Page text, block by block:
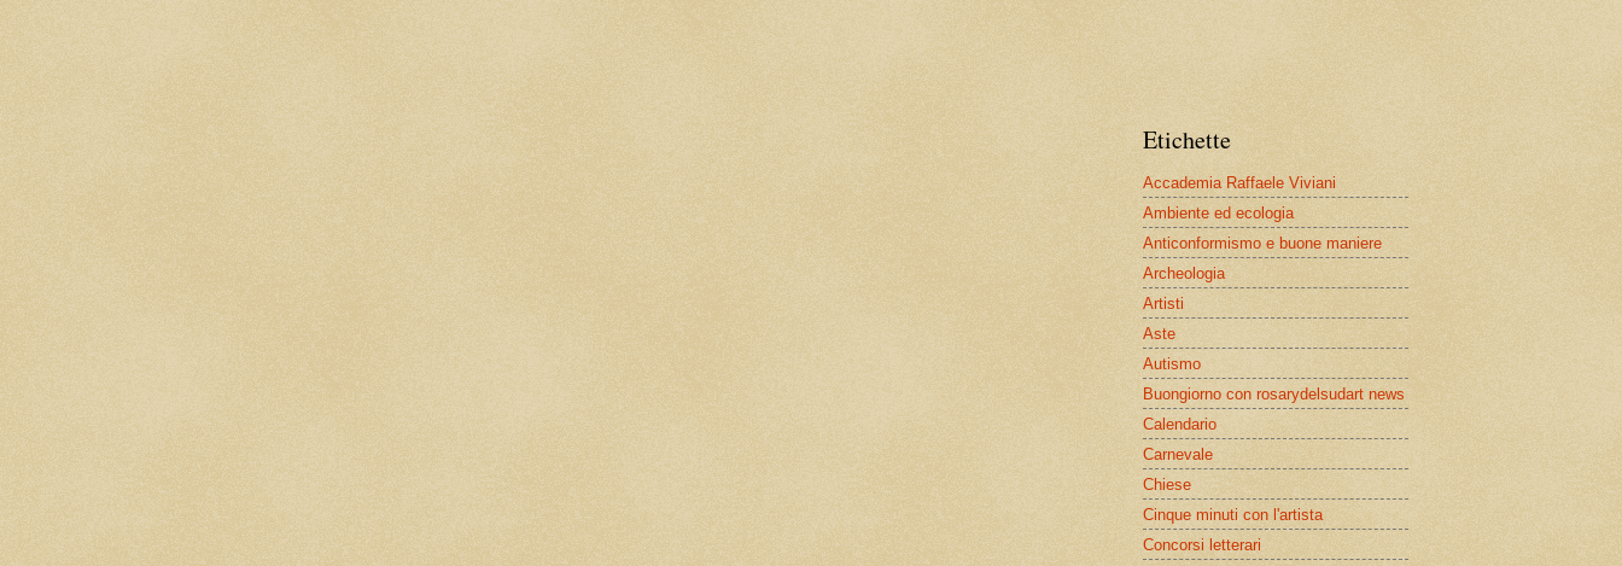
Etichette
Accademia Raffaele Viviani
Ambiente ed ecologia
Anticonformismo e buone maniere
Archeologia
Artisti
Aste
Autismo
Buongiorno con rosarydelsudart news
Calendario
Carnevale
Chiese
Cinque minuti con l'artista
Concorsi letterari